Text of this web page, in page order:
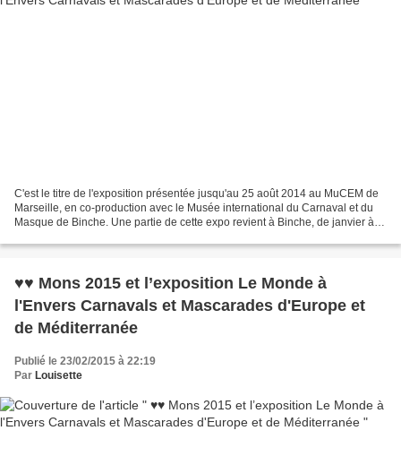
C'est le titre de l'exposition présentée jusqu'au 25 août 2014 au MuCEM de
Marseille, en co-production avec le Musée international du Carnaval et du
Masque de Binche. Une partie de cette expo revient à Binche, de janvier à
♥♥ Mons 2015 et l’exposition Le Monde à
l'Envers Carnavals et Mascarades d'Europe et
de Méditerranée
Publié le 23/02/2015 à 22:19
Par Louisette